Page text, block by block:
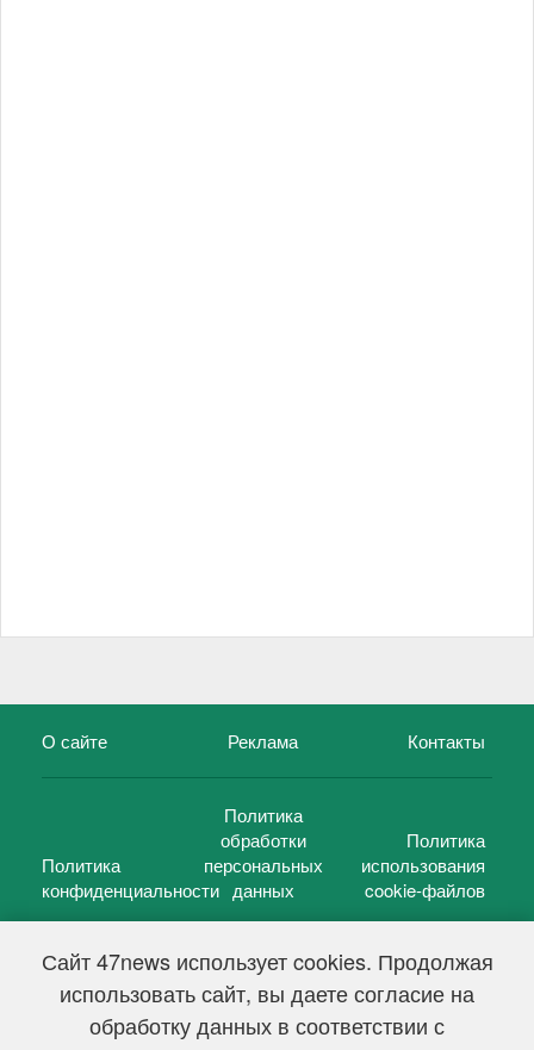
Сайт 47news использует cookies. Продолжая
использовать сайт, вы даете согласие на
обработку данных в соответствии с
О сайте Реклама Контакты
Политика
конфиденциальности
Политика
обработки
персональных
данных
Политика
использования
cookie-файлов
47 новостей (47 news)2005 — 2026 г.
Свидетельство о регистрации СМИ Эл № ФС 77-39848, выдано